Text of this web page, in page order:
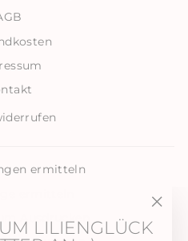
LILIENGLÜCK
ermitteln